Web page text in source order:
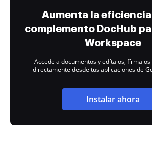
Aumenta la eficiencia
complemento DocHub
Workspace
Accede a documentos y edítalos,
directamente desde tus aplicaciones de
Instalar ahora